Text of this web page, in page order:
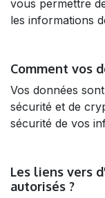
vous permettre
les informations
Comment vos
Vos données
sécurité et de
sécurité de vos
Les liens vers
autorisés ?